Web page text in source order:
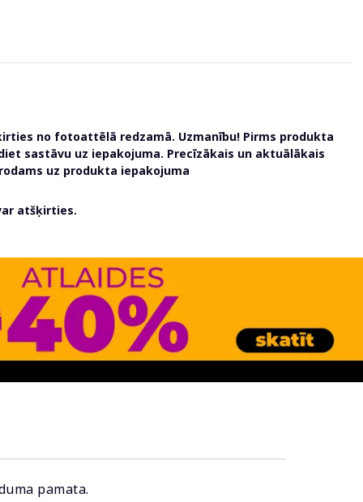
no fotoattēlā redzamā. Uzmanību! Pirms produkta
sastāvu uz iepakojuma. Precīzākais un aktuālākais
uz produkta iepakojuma
atšķirties.
pamata.